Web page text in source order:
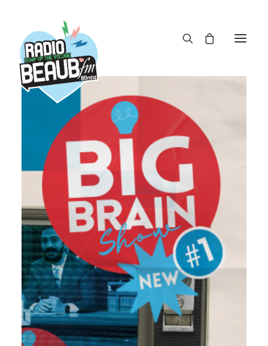
REPLAY
ÉMISSIONS
BOUTIQUE